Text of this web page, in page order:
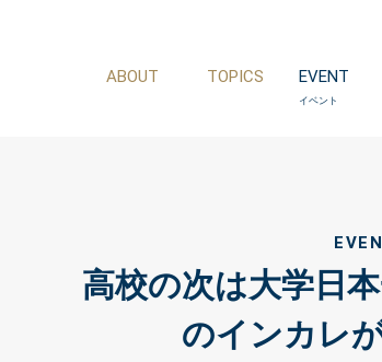
ABOUT TOPICS EVENT
イベント
高校の次は大学日
のインカレ